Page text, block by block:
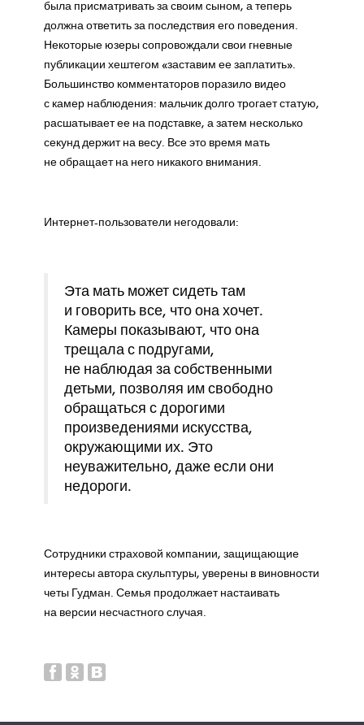
была присматривать за своим сыном, а теперь
должна ответить за последствия его поведения.
Некоторые юзеры сопровождали свои гневные
публикации хештегом «заставим ее заплатить».
Большинство комментаторов поразило видео
с камер наблюдения: мальчик долго трогает статую,
расшатывает ее на подставке, а затем несколько
секунд держит на весу. Все это время мать
не обращает на него никакого внимания.
Интернет-пользователи негодовали:
Эта мать может сидеть там
и говорить все, что она хочет.
Камеры показывают, что она
трещала с подругами,
не наблюдая за собственными
детьми, позволяя им свободно
обращаться с дорогими
произведениями искусства,
окружающими их. Это
неуважительно, даже если они
недороги.
Сотрудники страховой компании, защищающие
интересы автора скульптуры, уверены в виновности
четы Гудман. Семья продолжает настаивать
на версии несчастного случая.